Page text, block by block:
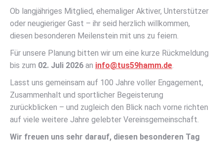
Ob langjähriges Mitglied, ehemaliger Aktiver, Unterstützer
oder neugieriger Gast – ihr seid herzlich willkommen,
diesen besonderen Meilenstein mit uns zu feiern.
Für unsere Planung bitten wir um eine kurze Rückmeldung
bis zum 02. Juli 2026 an info@tus59hamm.de.
Lasst uns gemeinsam auf 100 Jahre voller Engagement,
Zusammenhalt und sportlicher Begeisterung
zurückblicken – und zugleich den Blick nach vorne richten
auf viele weitere Jahre gelebter Vereinsgemeinschaft.
Wir freuen uns sehr darauf, diesen besonderen Tag